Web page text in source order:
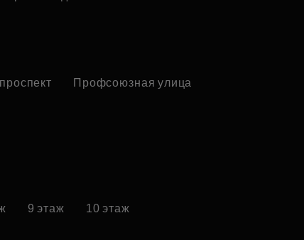
Профсоюзная улица
9 этаж 10 этаж